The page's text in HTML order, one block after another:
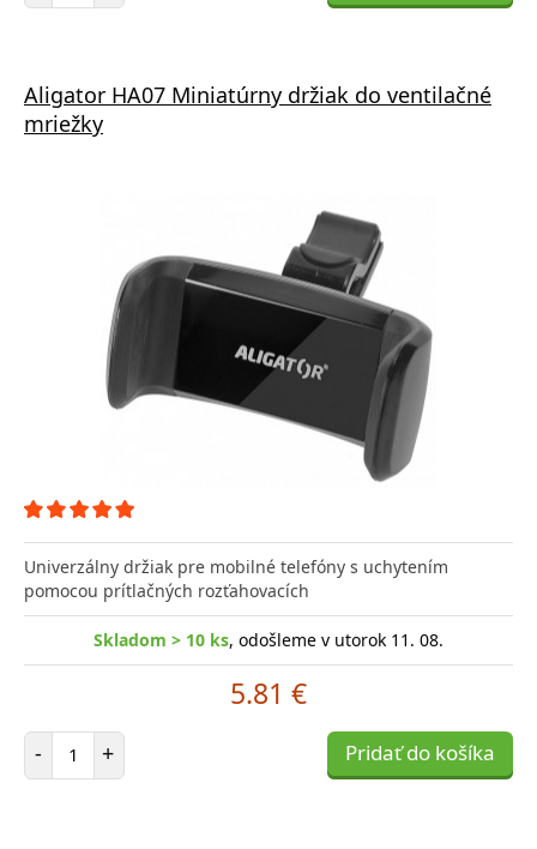
Aligator HA07 Miniatúrny držiak do ventilačné
mriežky
Univerzálny držiak pre mobilné telefóny s uchytením
pomocou prítlačných rozťahovacích
Skladom > 10 ks, odošleme v utorok 11. 08.
5.81 €
- Počet položiek
+ Pridať do košíka